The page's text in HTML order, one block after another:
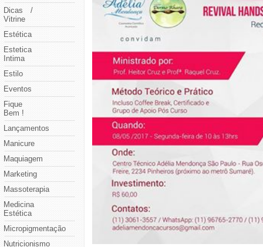
Dicas /
Vitrine
Estética
Estetica
Intima
Estilo
Eventos
Fique
Bem !
Lançamentos
Manicure
Maquiagem
Marketing
Massoterapia
Medicina
Estética
Micropigmentação
Nutricionismo